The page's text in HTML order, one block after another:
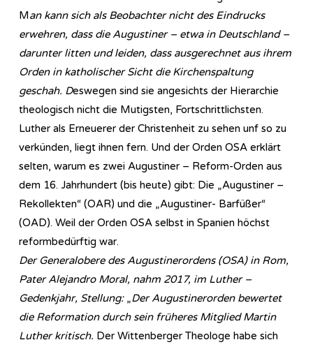
Man kann sich als Beobachter nicht des Eindrucks
erwehren, dass die Augustiner – etwa in Deutschland –
darunter litten und leiden, dass ausgerechnet aus ihrem
Orden in katholischer Sicht die Kirchenspaltung
geschah. Deswegen sind sie angesichts der Hierarchie
theologisch nicht die Mutigsten, Fortschrittlichsten.
Luther als Erneuerer der Christenheit zu sehen unf so zu
verkünden, liegt ihnen fern. Und der Orden OSA erklärt
selten, warum es zwei Augustiner – Reform-Orden aus
dem 16. Jahrhundert (bis heute) gibt: Die „Augustiner –
Rekollekten“ (OAR) und die „Augustiner- Barfüßer“
(OAD). Weil der Orden OSA selbst in Spanien höchst
reformbedürftig war.
Der Generalobere des Augustinerordens (OSA) in Rom,
Pater Alejandro Moral, nahm 2017, im Luther –
Gedenkjahr, Stellung:„Der Augustinerorden bewertet
die Reformation durch sein früheres Mitglied Martin
Luther kritisch. Der Wittenberger Theologe habe sich